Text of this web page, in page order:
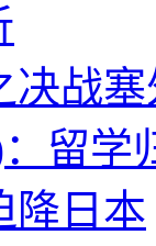
决战
留学
降日本